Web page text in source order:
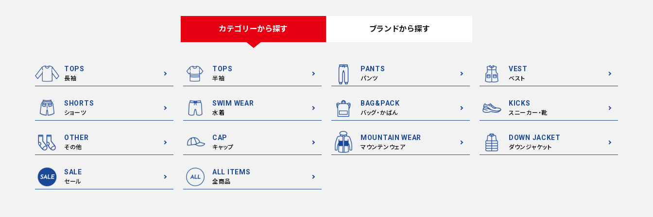
カテゴリーから探す ブランドから探す
TOPS
長袖
TOPS
半袖
PANTS
パンツ
VEST
ベスト
SHORTS
ショーツ
SWIM WEAR
水着
BAG&PACK
バッグ・かばん
KICKS
スニーカー・靴
OTHER
その他
CAP
キャップ
MOUNTAIN WEAR
マウンテンウェア
DOWN JACKET
ダウンジャケット
SALE
セール
ALL ITEMS
全商品